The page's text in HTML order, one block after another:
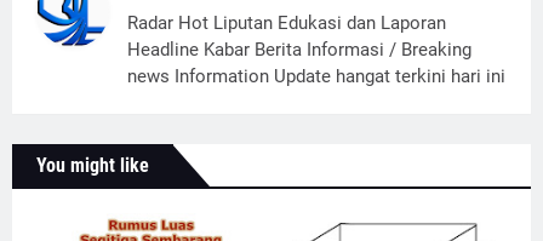
Radar Hot Liputan Edukasi dan Laporan
Headline Kabar Berita Informasi / Breaking
news Information Update hangat terkini hari ini
You might like